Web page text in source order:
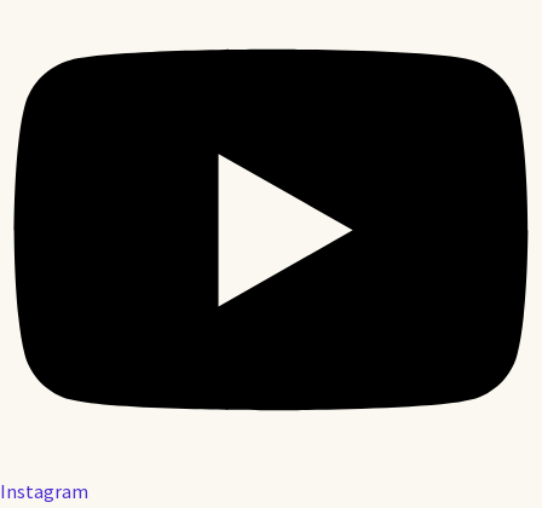
Instagram